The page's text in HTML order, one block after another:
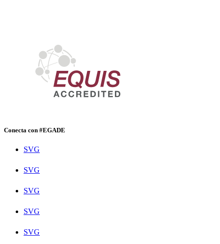
Conecta con #EGADE
SVG
SVG
SVG
SVG
SVG